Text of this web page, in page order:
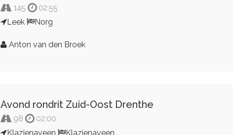
145
02:55
Leek
Norg
Anton van den Broek
Avond rondrit Zuid-Oost Drenthe
98
02:00
Klazienaveen
Klazienaveen